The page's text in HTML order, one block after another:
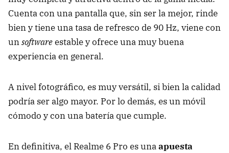
Cuenta con una pantalla que, sin ser la mejor, rinde
bien y tiene una tasa de refresco de 90 Hz, viene con
unsoftwareestable y ofrece una muy buena
experiencia en general.
A nivel fotográfico, es muy versátil, si bien la calidad
podría ser algo mayor. Por lo demás, es un móvil
cómodo y con una batería que cumple.
En definitiva, el Realme 6 Pro es unaapuesta